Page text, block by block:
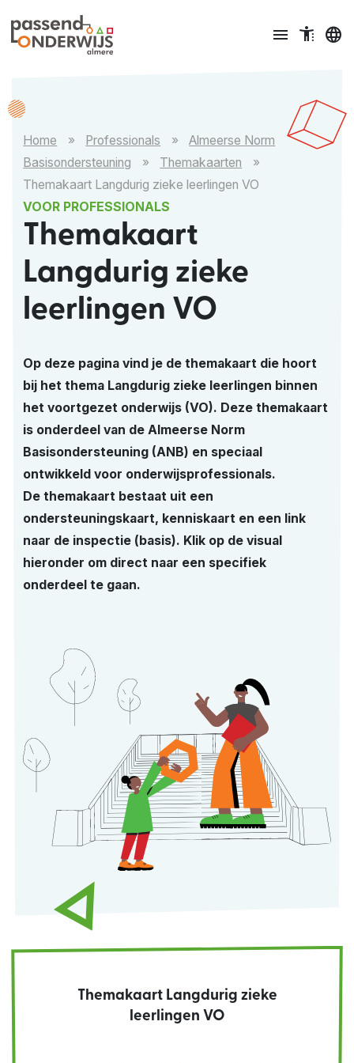
Ga naar content menu accessible_menu language
Home » Professionals »
Almeerse Norm
Basisondersteuning
» Themakaarten
»
Themakaart Langdurig zieke leerlingen VO
VOOR PROFESSIONALS
Themakaart
Langdurig zieke
leerlingen VO
Op deze pagina vind je de themakaart die hoort
bij het thema Langdurig zieke leerlingen binnen
het voortgezet onderwijs (VO). Deze themakaart
is onderdeel van de Almeerse Norm
Basisondersteuning (ANB) en speciaal
ontwikkeld voor onderwijsprofessionals.
De themakaart bestaat uit een
ondersteuningskaart, kenniskaart en een link
naar de inspectie (basis). Klik op de visual
hieronder om direct naar een specifiek
onderdeel te gaan.
Themakaart Langdurig zieke
leerlingen VO